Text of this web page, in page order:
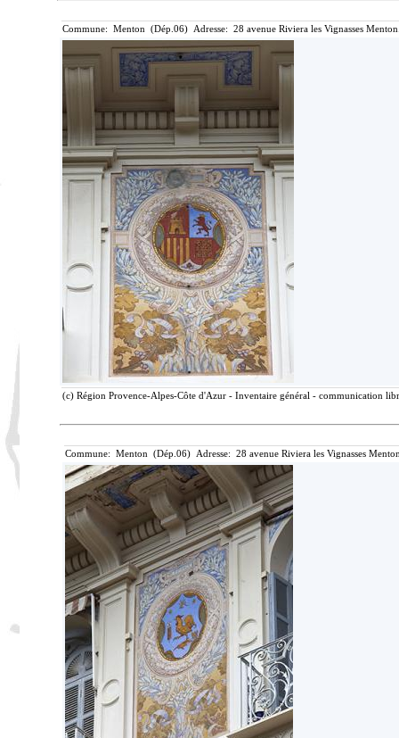
Commune: Menton (Dép.06) Adresse: 28 avenue Riviera les Vignasses
(c) Région Provence-Alpes-Côte d'Azur - Inventaire général - communication
Commune: Menton (Dép.06) Adresse: 28 avenue Riviera les Vignasses